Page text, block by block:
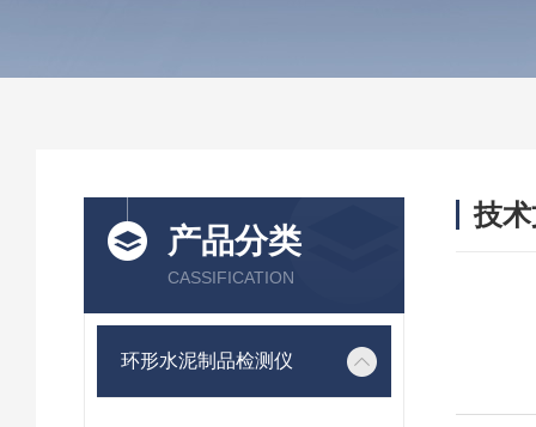
产品分类
CASSIFICATION
环形水泥制品检测仪
技